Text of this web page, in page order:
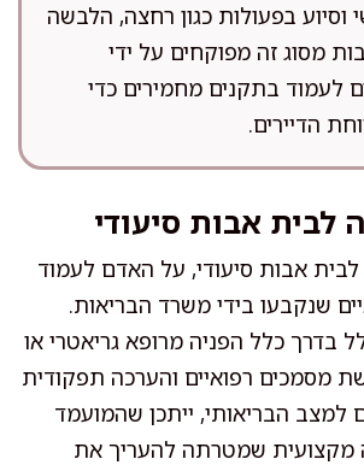
וסיוע בפעולות כגון רחצה, הלבשה
מסוג זה מפוקחים על ידי
לעמוד בתקנים מחמירים כדי
הדיירים.
לבית אבות סיעודי
אבות סיעודי, על האדם לעמוד
שנקבעו בידי משרד הבריאות.
בדרך כלל הפניה מרופא גריאטרי או
מסמכים רפואיים והערכה תפקודית
הבריאותי, ייתכן שהמועמד
מקצועית שמטרתה להעריך את